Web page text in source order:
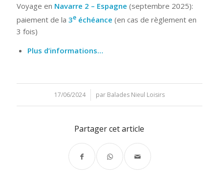
Voyage en Navarre 2 – Espagne (septembre 2025):
paiement de la 3eéchéance (en cas de règlement en
3 fois)
Plus d’informations…
17/06/2024
/ par Balades Nieul Loisirs
Partager cet article